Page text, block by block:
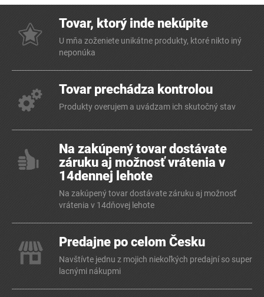
Tovar, ktorý inde nekúpite
U mňa zoženiete unikátne produkty, ktoré nikto iný
neponúka
Tovar prechádza kontrolou
Produkty overujem a uvádzam ich skutočný stav
Na zakúpený tovar dostávate
záruku aj možnosť vrátenia v
14dennej lehote
Na zakúpený tovar dostávate záruku aj možnosť
vrátenia v 14dňovej lehote
Predajne po celom Česku
Navštívte jednu z mojich niekoľkých predajní so super
lacnými nákupmi